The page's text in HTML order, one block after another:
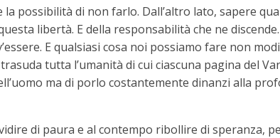
la possibilità di non farlo. Dall’altro lato, sapere
libertà. E della responsabilità che ne
E qualsiasi cosa noi possiamo fare non
tutta l’umanità di cui ciascuna pagina del
ma di porlo costantemente dinanzi alla
di paura e al contempo ribollire di speranza,